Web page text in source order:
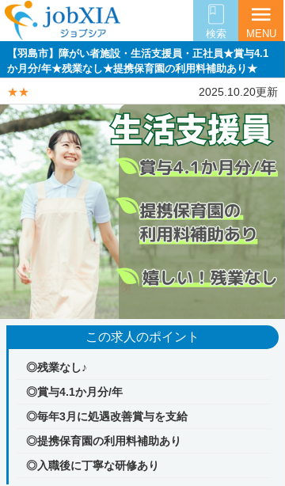
検索
menu
MENU
【羽島市】障がい者施設・生活支援員・正社員★賞与4.1
か月分/年★残業なし★提携保育園の利用料補助あり★
★★ 2025.10.20更新
この求人のポイント
◎残業なし♪
◎賞与4.1か月分/年
◎毎年3月に処遇改善賞与を支給
◎提携保育園の利用料補助あり
◎入職後に丁寧な研修あり